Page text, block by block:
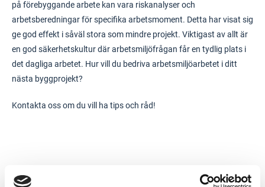
på förebyggande arbete kan vara riskanalyser och
arbetsberedningar för specifika arbetsmoment. Detta har visat sig
ge god effekt i såväl stora som mindre projekt. Viktigast av allt är
en god säkerhetskultur där arbetsmiljöfrågan får en tydlig plats i
det dagliga arbetet. Hur vill du bedriva arbetsmiljöarbetet i ditt
nästa byggprojekt?
Kontakta oss om du vill ha tips och råd!